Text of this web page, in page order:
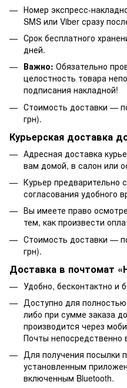
Номер экспресс-
SMS или Viber сразу
Срок бесплатного
дней.
Важно: Обязательно
целостность товара
подписания накладной!
Стоимость доставки —
грн).
Курьерская доставка
Адресная доставка
вам домой, в салон или
Курьер предварительно
согласования удобного
Вы имеете право
тем, как произвести
Стоимость доставки —
грн).
Доставка в почтомат
Удобно, бесконтактно и
Доступно для
либо при сумме заказа
производится через
Почты непосредственно
Для получения посылки
установленным
включенным Bluetooth.